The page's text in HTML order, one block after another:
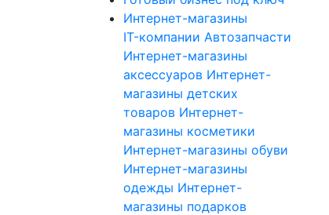
Интернет-магазины
IT-компании Автозапчасти
Интернет-магазины
аксессуаров Интернет-
магазины детских
товаров Интернет-
магазины косметики
Интернет-магазины обуви
Интернет-магазины
одежды Интернет-
магазины подарков